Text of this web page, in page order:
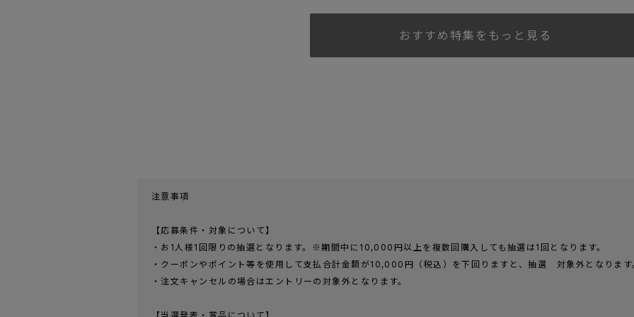
おすすめ特集をもっと見る
注意事項
【応募条件・対象について】
・お1人様1回限りの抽選となります。※期間中に10,000円以上を複数回購入しても抽選は1回となります。
・クーポンやポイント等を使用して支払合計金額が10,000円（税込）を下回りますと、抽選 対象外となります
・注文キャンセルの場合はエントリーの対象外となります。